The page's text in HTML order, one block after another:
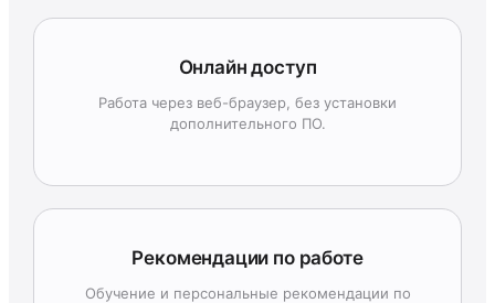
Онлайн доступ
Работа через веб-браузер, без установки
дополнительного ПО.
Рекомендации по работе
Обучение и персональные рекомендации по